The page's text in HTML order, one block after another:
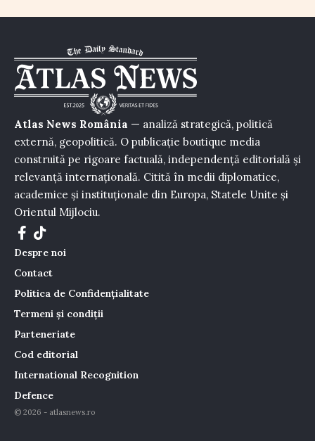
Atlas News România — analiză strategică, politică
externă, geopolitică. O publicație boutique media
construită pe rigoare factuală, independență editorială și
relevanță internațională. Citită în medii diplomatice,
academice și instituționale din Europa, Statele Unite și
Orientul Mijlociu.
Despre noi
Contact
Politica de Confidențialitate
Termeni și condiții
Parteneriate
Cod editorial
International Recognition
Defence
© 2026 - atlasnews.ro